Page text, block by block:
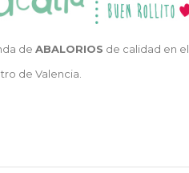
de ABALORIOS de calidad en el
de Valencia.